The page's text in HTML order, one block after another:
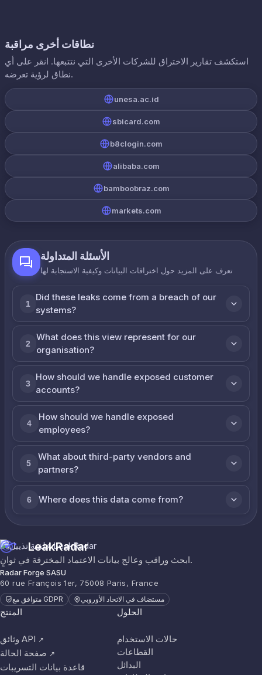
نطاقات أخرى مراقبة
استكشف تقارير الاختراق للشركات الأخرى التي نتتبعها. انقر على أي
نطاق لرؤية تعرضه.
unesa.ac.id
sbicard.com
b8clogin.com
alibaba.com
bamboobraz.com
markets.com
الأسئلة المتداولة
تعرف على المزيد حول اختراقات البيانات وكيفية الاستجابة لها
1
Did these leaks come from a breach of our
systems?
2
What does this view represent for our
organisation?
3
How should we handle exposed customer
accounts?
4
How should we handle exposed
employees?
5
What about third-party vendors and
partners?
6 Where does this data come from?
LeakRadar
ابحث وراقب وعالج بيانات الاعتماد المخترقة في ثوانٍ.
Radar Forge SASU
60 rue François 1er, 75008 Paris, France
متوافق مع GDPR مستضاف في الاتحاد الأوروبي
المنتج
وثائق API ↗
صفحة الحالة ↗
قاعدة بيانات التسريبات
الحلول
حالات الاستخدام
القطاعات
البدائل